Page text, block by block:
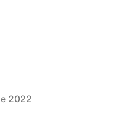
2022